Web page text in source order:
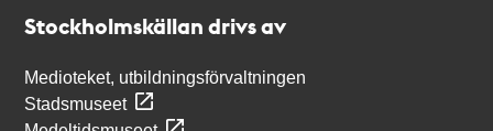
Stockholmskällan drivs av
Medioteket, utbildningsförvaltningen
Stadsmuseet